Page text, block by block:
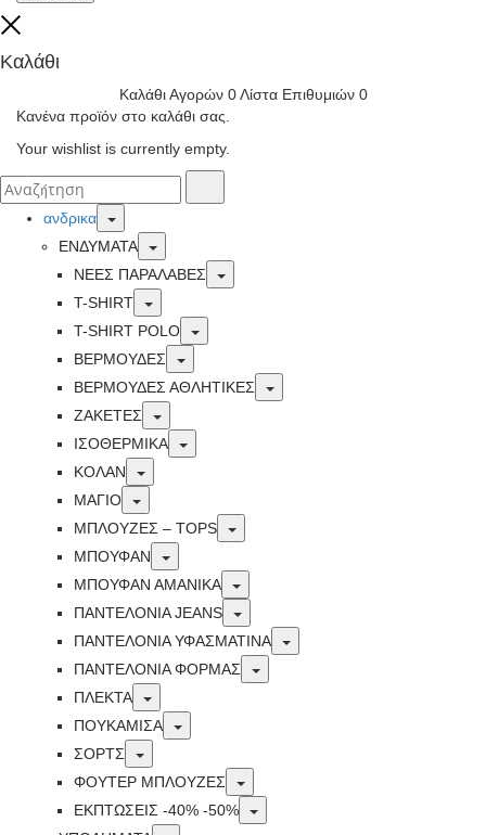
Καλάθι
Καλάθι Αγορών 0 Λίστα Επιθυμιών 0
Κανένα προϊόν στο καλάθι σας.
Your wishlist is currently empty.
Αναζήτησα
για:
ανδρικα
Toggle
ΕΝΔΥΜΑΤΑ
Toggle
ΝΕΕΣ ΠΑΡΑΛΑΒΕΣ
Toggle
T-SHIRT
Toggle
T-SHIRT POLO
Toggle
ΒΕΡΜΟΥΔΕΣ
Toggle
ΒΕΡΜΟΥΔΕΣ ΑΘΛΗΤΙΚΕΣ
Toggle
ΖΑΚΕΤΕΣ
Toggle
ΙΣΟΘΕΡΜΙΚΆ
Toggle
ΚΟΛΑΝ
Toggle
ΜΑΓΙΟ
Toggle
ΜΠΛΟΥΖΕΣ – TOPS
Toggle
ΜΠΟΥΦΑΝ
Toggle
ΜΠΟΥΦΆΝ ΑΜΆΝΙΚΑ
Toggle
ΠΑΝΤΕΛΟΝΙΑ JEANS
Toggle
ΠΑΝΤΕΛΟΝΙΑ ΥΦΑΣΜΑΤΙΝΑ
Toggle
ΠΑΝΤΕΛΟΝΙΑ ΦΟΡΜΑΣ
Toggle
ΠΛΕΚΤΑ
Toggle
ΠΟΥΚΑΜΙΣΑ
Toggle
ΣΟΡΤΣ
Toggle
ΦΟΥΤΕΡ ΜΠΛΟΥΖΕΣ
Toggle
ΕΚΠΤΏΣΕΙΣ -40% -50%
Toggle